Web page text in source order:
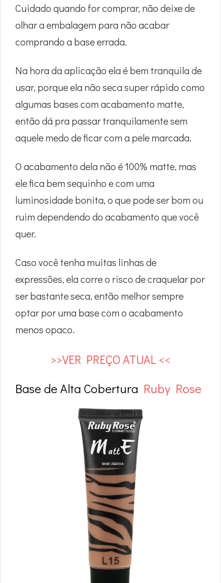
Cuidado quando for comprar, não deixe de
olhar a embalagem para não acabar
comprando a base errada.
Na hora da aplicação ela é bem tranquila de
usar, porque ela não seca super rápido como
algumas bases com acabamento matte,
então dá pra passar tranquilamente sem
aquele medo de ficar com a pele marcada.
O acabamento dela não é 100% matte, mas
ele fica bem sequinho e com uma
luminosidade bonita, o que pode ser bom ou
ruim dependendo do acabamento que você
quer.
Caso você tenha muitas linhas de
expressões, ela corre o risco de craquelar por
ser bastante seca, então melhor sempre
optar por uma base com o acabamento
menos opaco.
>>VER PREÇO ATUAL <<
Base de Alta Cobertura Ruby Rose